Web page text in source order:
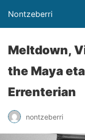
Nontzeberri
Meltdown,
the Maya
Errenterian
nontzeberri